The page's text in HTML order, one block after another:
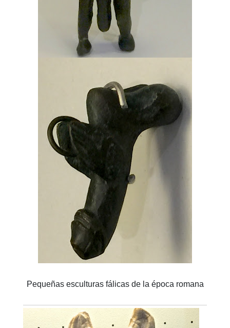
Pequeñas esculturas fálicas de la época romana